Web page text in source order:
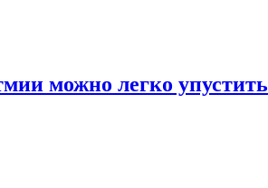
можно легко упустить